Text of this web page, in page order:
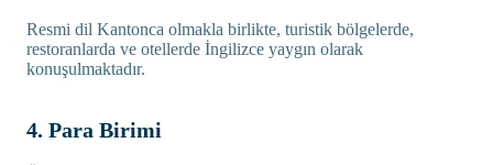
Resmi dil Kantonca olmakla birlikte, turistik bölgelerde,
restoranlarda ve otellerde İngilizce yaygın olarak
konuşulmaktadır.
4. Para Birimi